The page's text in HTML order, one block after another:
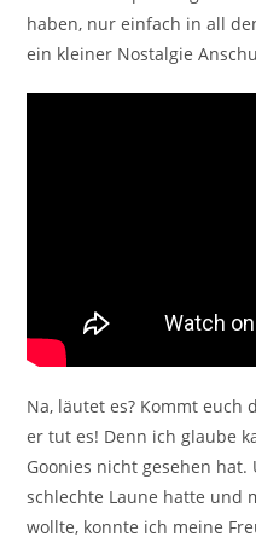
haben, nur einfach in all
ein kleiner Nostalgie
Na, läutet es? Kommt euch
er tut es! Denn ich glaube
Goonies nicht gesehen
schlechte Laune hatte und
wollte, konnte ich meine